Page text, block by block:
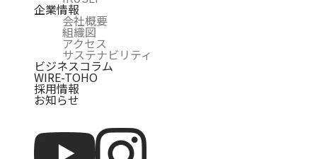
企業情報
会社概要
組織図
アクセス
サステナビリティ
ビジネスコラム
WIRE-TOHO
採用情報
お知らせ